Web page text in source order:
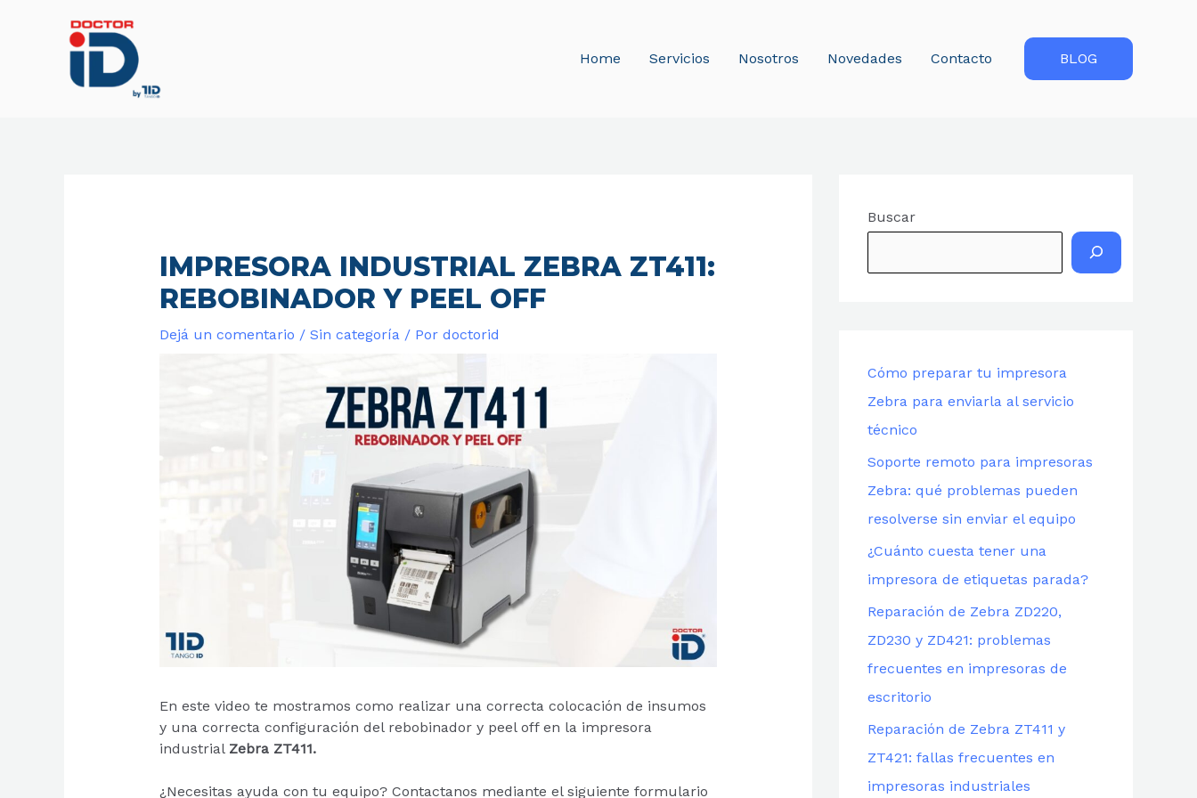
Home Servicios Nosotros Novedades Contacto BLOG
IMPRESORA INDUSTRIAL ZEBRA ZT411:
REBOBINADOR Y PEEL OFF
Dejá un comentario / Sin categoría / Por doctorid
En este video te mostramos como realizar una correcta colocación de insumos
y una correcta configuración del rebobinador y peel off en la impresora
industrial Zebra ZT411.
¿Necesitas ayuda con tu equipo? Contactanos mediante el siguiente formulario
Buscar
Cómo preparar tu impresora
Zebra para enviarla al servicio
técnico
Soporte remoto para impresoras
Zebra: qué problemas pueden
resolverse sin enviar el equipo
¿Cuánto cuesta tener una
impresora de etiquetas parada?
Reparación de Zebra ZD220,
ZD230 y ZD421: problemas
frecuentes en impresoras de
escritorio
Reparación de Zebra ZT411 y
ZT421: fallas frecuentes en
impresoras industriales